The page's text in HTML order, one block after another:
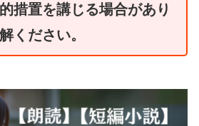
措置を講じる場合があり
ください。